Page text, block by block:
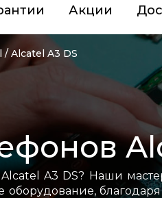
Акции
/ Alcatel A3 DS
A3 DS? Наши